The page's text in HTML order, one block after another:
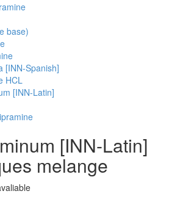
base)
[INN-Spanish]
HCL
[INN-Latin]
[INN-Latin]
melange